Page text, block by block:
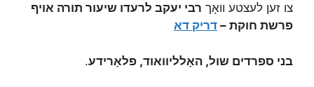
צו זען לעצטע וואָך רבי יעקב לרעדו שיעור תורה אויף
פרשת חוקת – דריק דא
בני ספרדים שול, האָלליוואוד, פלאָרידע.